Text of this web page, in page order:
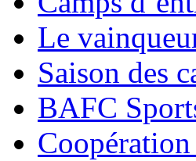
Le
Saison des
BAFC